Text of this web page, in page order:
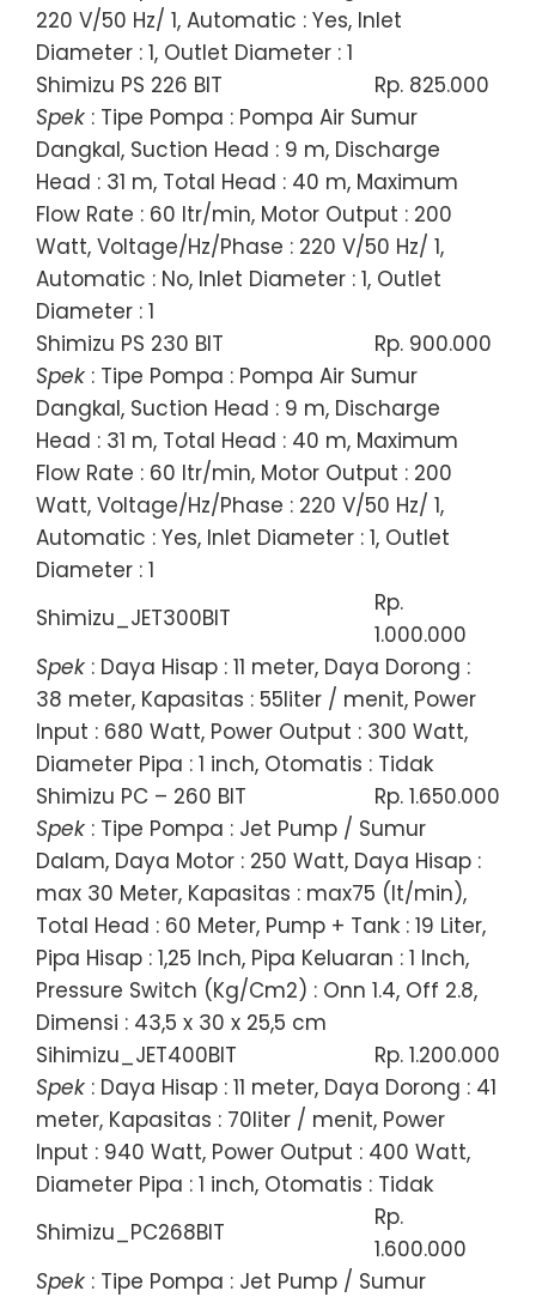
220 V/50 Hz/ 1, Automatic : Yes, Inlet
Diameter : 1, Outlet Diameter : 1
Shimizu PS 226 BIT
Rp. 825.000
Spek : Tipe Pompa : Pompa Air Sumur
Dangkal, Suction Head : 9 m, Discharge
Head : 31 m, Total Head : 40 m, Maximum
Flow Rate : 60 ltr/min, Motor Output : 200
Watt, Voltage/Hz/Phase : 220 V/50 Hz/ 1,
Automatic : No, Inlet Diameter : 1, Outlet
Diameter : 1
Shimizu PS 230 BIT
Rp. 900.000
Spek : Tipe Pompa : Pompa Air Sumur
Dangkal, Suction Head : 9 m, Discharge
Head : 31 m, Total Head : 40 m, Maximum
Flow Rate : 60 ltr/min, Motor Output : 200
Watt, Voltage/Hz/Phase : 220 V/50 Hz/ 1,
Automatic : Yes, Inlet Diameter : 1, Outlet
Diameter : 1
Shimizu_JET300BIT
Rp.
1.000.000
Spek : Daya Hisap : 11 meter, Daya Dorong :
38 meter, Kapasitas : 55liter / menit, Power
Input : 680 Watt, Power Output : 300 Watt,
Diameter Pipa : 1 inch, Otomatis : Tidak
Shimizu PC – 260 BIT
Rp. 1.650.000
Spek : Tipe Pompa : Jet Pump / Sumur
Dalam, Daya Motor : 250 Watt, Daya Hisap :
max 30 Meter, Kapasitas : max75 (lt/min),
Total Head : 60 Meter, Pump + Tank : 19 Liter,
Pipa Hisap : 1,25 Inch, Pipa Keluaran : 1 Inch,
Pressure Switch (Kg/Cm2) : Onn 1.4, Off 2.8,
Dimensi : 43,5 x 30 x 25,5 cm
Sihimizu_JET400BIT
Rp. 1.200.000
Spek : Daya Hisap : 11 meter, Daya Dorong : 41
meter, Kapasitas : 70liter / menit, Power
Input : 940 Watt, Power Output : 400 Watt,
Diameter Pipa : 1 inch, Otomatis : Tidak
Shimizu_PC268BIT
Rp.
1.600.000
Spek : Tipe Pompa : Jet Pump / Sumur